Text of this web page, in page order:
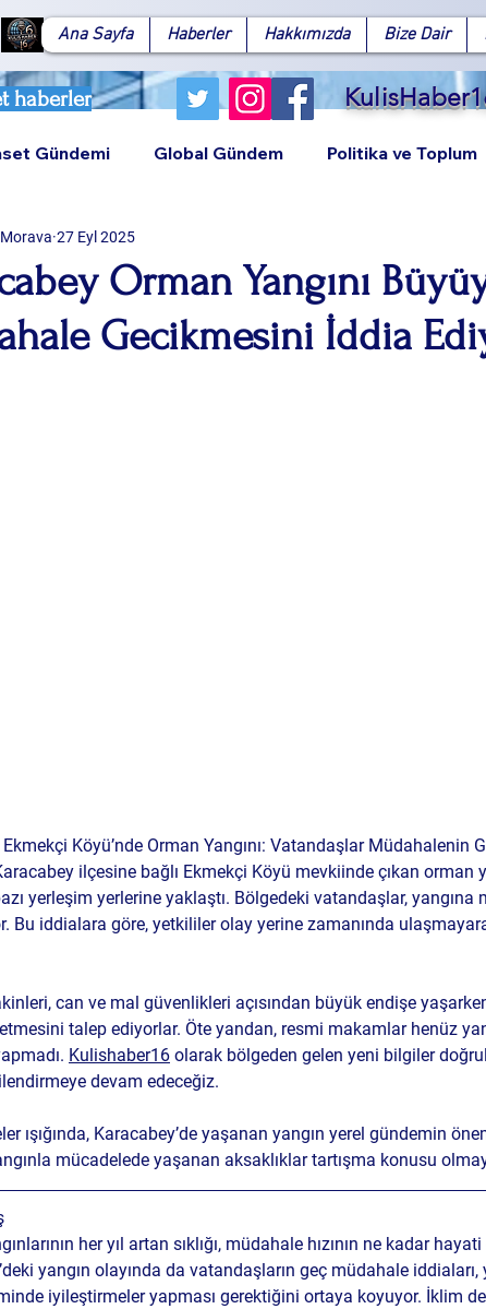
Ana Sayfa Haberler Hakkımızda Bize Dair
haberler
Facebook X (Twitter)WhatsApp
Gündemi Global Gündem Politika ve Toplum
Orman Yangını
Gecikmesini İddia
27 Eyl 2025
Köyü’nde Orman Yangını: Vatandaşlar Müdahalenin
ilçesine bağlı Ekmekçi Köyü mevkiinde çıkan orman
yerleşim yerlerine yaklaştı. Bölgedeki vatandaşlar, yangına
Bu iddialara göre, yetkililer olay yerine zamanında
can ve mal güvenlikleri açısından büyük endişe
talep ediyorlar. Öte yandan, resmi makamlar henüz
Kulishaber16 olarak bölgeden gelen yeni bilgiler
devam edeceğiz.
ışığında, Karacabey’de yaşanan yangın yerel gündemin
mücadelede yaşanan aksaklıklar tartışma konusu
her yıl artan sıklığı, müdahale hızının ne kadar
yangın olayında da vatandaşların geç müdahale
iyileştirmeler yapması gerektiğini ortaya koyuyor. İklim